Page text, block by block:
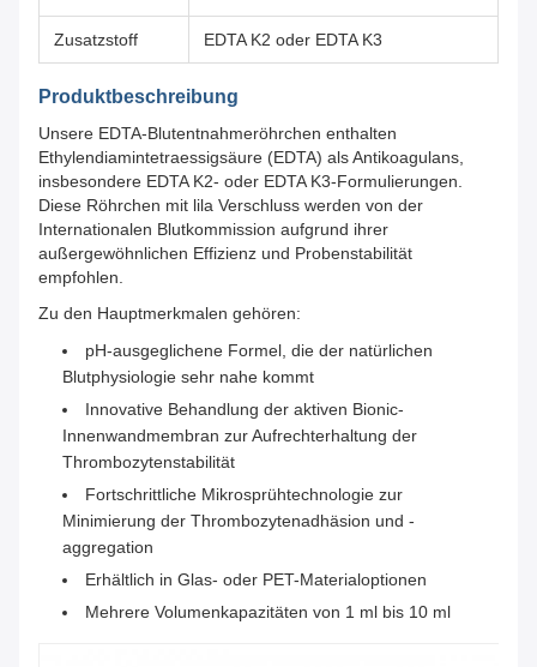
Zusatzstoff EDTA K2 oder EDTA K3
Produktbeschreibung
Unsere EDTA-Blutentnahmeröhrchen enthalten
Ethylendiamintetraessigsäure (EDTA) als Antikoagulans,
insbesondere EDTA K2- oder EDTA K3-Formulierungen.
Diese Röhrchen mit lila Verschluss werden von der
Internationalen Blutkommission aufgrund ihrer
außergewöhnlichen Effizienz und Probenstabilität
empfohlen.
Zu den Hauptmerkmalen gehören:
pH-ausgeglichene Formel, die der natürlichen
Blutphysiologie sehr nahe kommt
Innovative Behandlung der aktiven Bionic-
Innenwandmembran zur Aufrechterhaltung der
Thrombozytenstabilität
Fortschrittliche Mikrosprühtechnologie zur
Minimierung der Thrombozytenadhäsion und -
aggregation
Erhältlich in Glas- oder PET-Materialoptionen
Mehrere Volumenkapazitäten von 1 ml bis 10 ml